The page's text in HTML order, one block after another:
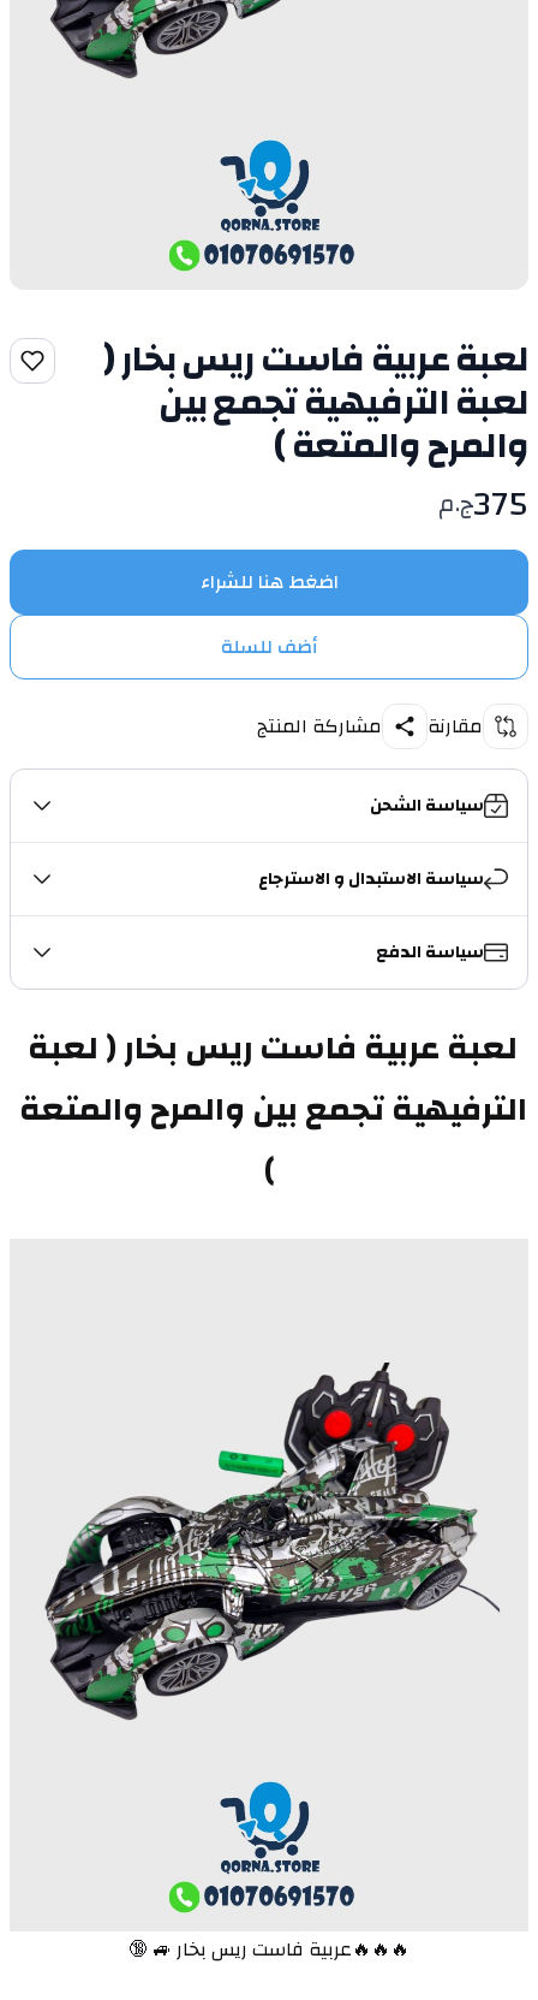
لعبة عربية فاست ريس بخار (
لعبة الترفيهية تجمع بين
والمرح والمتعة )
375ج.م
اضغط هنا للشراء
أضف للسلة
مقارنة مشاركة المنتج
سياسة الشحن
سياسة الاستبدال و الاسترجاع
سياسة الدفع
)
🔥🔥🔥عربية فاست ريس بخار 🚙 🔞